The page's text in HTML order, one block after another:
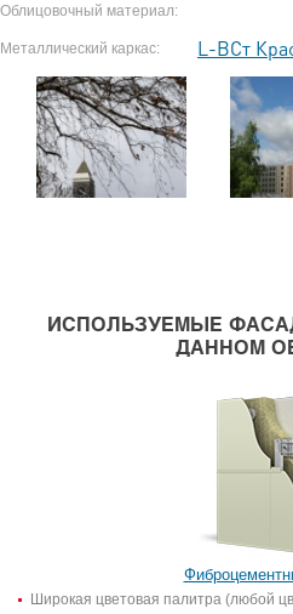
Облицовочный материал:
Металлический каркас: L-ВСт
ИСПОЛЬЗУЕМЫЕ
ДАННОМ
Широкая цветовая палитра (любой